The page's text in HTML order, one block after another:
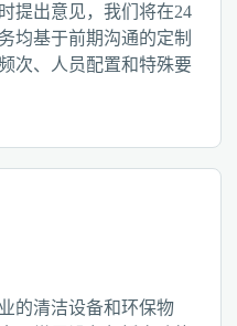
提出意见，我们将在24
均基于前期沟通的定制
次、人员配置和特殊要
的清洁设备和环保物